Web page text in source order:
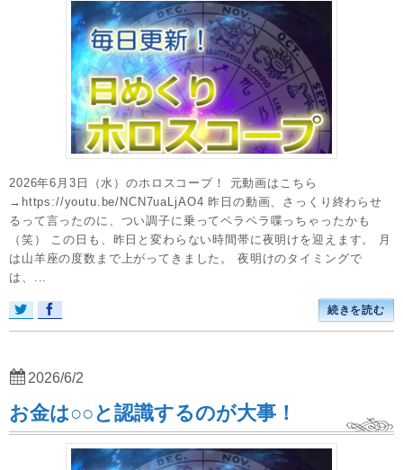
2026年6月3日（水）のホロスコープ！ 元動画はこちら
→https://youtu.be/NCN7uaLjAO4 昨日の動画、さっくり終わらせ
るって言ったのに、つい調子に乗ってペラペラ喋っちゃったかも
（笑） この日も、昨日と変わらない時間帯に夜明けを迎えます。 月
は山羊座の度数まで上がってきました。 夜明けのタイミングで
は、...
続きを読む
お金は○○と認識するのが大事！
2026/6/2